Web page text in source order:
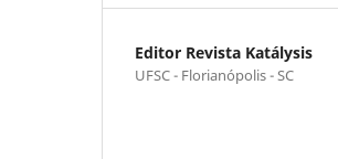
Editor Revista Katálysis
UFSC - Florianópolis - SC